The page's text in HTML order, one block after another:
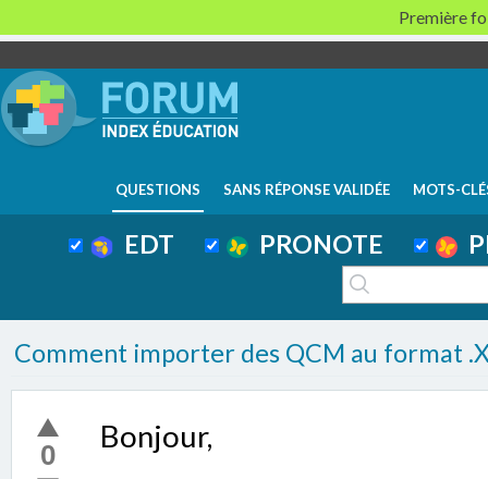
QUESTIONS SANS RÉPONSE VALIDÉE MOTS-
EDT PRONOTE
Comment importer des QCM au format
0
Bonjour,
Première